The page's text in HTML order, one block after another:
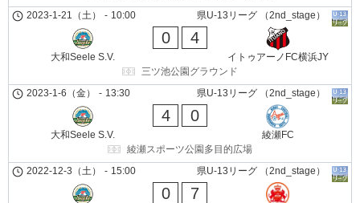
県U-13リーグ （2nd_stage）
2023-1-21（土） - 10:00
大和Seele S.V.
0 4
イトゥアーノFC横浜JY
三ツ池公園グラウンド
県U-13リーグ （2nd_stage）
2023-1-6（金） - 13:30
大和Seele S.V.
4 0
綾瀬FC
綾瀬スポーツ公園多目的広場
県U-13リーグ （2nd_stage）
2022-12-3（土） - 15:00
0 7